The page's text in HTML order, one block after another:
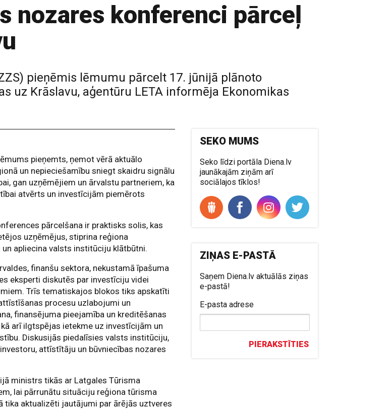
nozares konferenci pārceļ
pieņēmis lēmumu pārcelt 17. jūnijā plānoto
uz Krāslavu, aģentūru LETA informēja Ekonomikas
pieņemts, ņemot vērā aktuālo
un nepieciešamību sniegt skaidru signālu
gan uzņēmējiem un ārvalstu partneriem, ka
atvērts un investīcijām piemērots
pārcelšana ir praktisks solis, kas
uzņēmējus, stiprina reģiona
apliecina valsts institūciju klātbūtni.
finanšu sektora, nekustamā īpašuma
eksperti diskutēs par investīciju videi
Trīs tematiskajos blokos tiks apskatīti
procesu uzlabojumi un
finansējuma pieejamība un kreditēšanas
arī ilgtspējas ietekme uz investīcijām un
Diskusijās piedalīsies valsts institūciju,
attīstītāju un būvniecības nozares
ministrs tikās ar Latgales Tūrisma
lai pārrunātu situāciju reģiona tūrisma
tika aktualizēti jautājumi par ārējās uztveres
SEKO MUMS
Seko līdzi portāla Diena.lv
jaunākajām ziņām arī
sociālajos tīklos!
ZIŅAS E-PASTĀ
Saņem Diena.lv aktuālās ziņas
e-pastā!
E-pasta adrese
PIERAKSTĪTIES